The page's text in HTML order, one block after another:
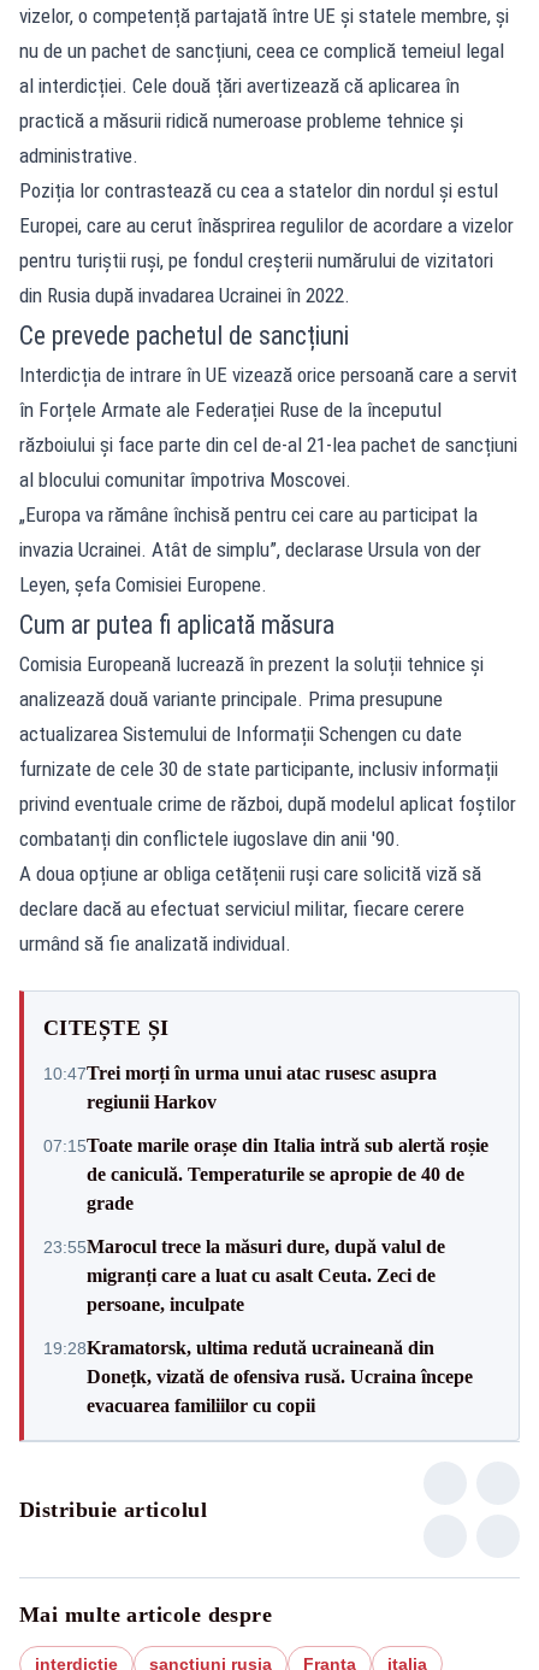
vizelor, o competență partajată între UE și statele membre, și
nu de un pachet de sancțiuni, ceea ce complică temeiul legal
al interdicției. Cele două țări avertizează că aplicarea în
practică a măsurii ridică numeroase probleme tehnice și
administrative.
Poziția lor contrastează cu cea a statelor din nordul și estul
Europei, care au cerut înăsprirea regulilor de acordare a vizelor
pentru turiștii ruși, pe fondul creșterii numărului de vizitatori
din Rusia după invadarea Ucrainei în 2022.
Ce prevede pachetul de sancțiuni
Interdicția de intrare în UE vizează orice persoană care a servit
în Forțele Armate ale Federației Ruse de la începutul
războiului și face parte din cel de-al 21-lea pachet de sancțiuni
al blocului comunitar împotriva Moscovei.
„Europa va rămâne închisă pentru cei care au participat la
invazia Ucrainei. Atât de simplu”, declarase Ursula von der
Leyen, șefa Comisiei Europene.
Cum ar putea fi aplicată măsura
Comisia Europeană lucrează în prezent la soluții tehnice și
analizează două variante principale. Prima presupune
actualizarea Sistemului de Informații Schengen cu date
furnizate de cele 30 de state participante, inclusiv informații
privind eventuale crime de război, după modelul aplicat foștilor
combatanți din conflictele iugoslave din anii '90.
A doua opțiune ar obliga cetățenii ruși care solicită viză să
declare dacă au efectuat serviciul militar, fiecare cerere
urmând să fie analizată individual.
CITEȘTE ȘI
10:47Trei morți în urma unui atac rusesc asupra
regiunii Harkov
07:15Toate marile orașe din Italia intră sub alertă roșie
de caniculă. Temperaturile se apropie de 40 de
grade
23:55Marocul trece la măsuri dure, după valul de
migranți care a luat cu asalt Ceuta. Zeci de
persoane, inculpate
19:28Kramatorsk, ultima redută ucraineană din
Donețk, vizată de ofensiva rusă. Ucraina începe
evacuarea familiilor cu copii
Distribuie articolul
Mai multe articole despre
interdictie sanctiuni rusia Franta italia